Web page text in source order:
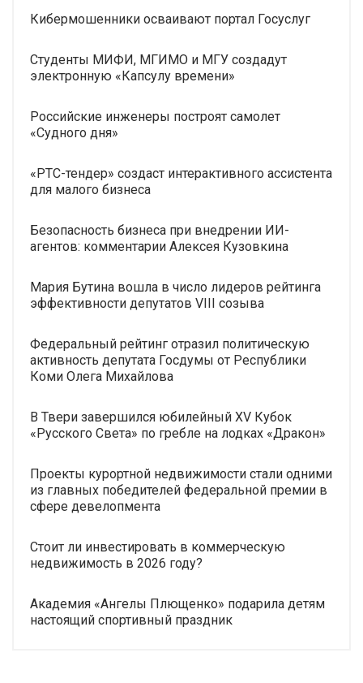
Кибермошенники осваивают портал Госуслуг
Студенты МИФИ, МГИМО и МГУ создадут
электронную «Капсулу времени»
Российские инженеры построят самолет
«Судного дня»
«РТС-тендер» создаст интерактивного ассистента
для малого бизнеса
Безопасность бизнеса при внедрении ИИ-
агентов: комментарии Алексея Кузовкина
Мария Бутина вошла в число лидеров рейтинга
эффективности депутатов VIII созыва
Федеральный рейтинг отразил политическую
активность депутата Госдумы от Республики
Коми Олега Михайлова
В Твери завершился юбилейный XV Кубок
«Русского Света» по гребле на лодках «Дракон»
Проекты курортной недвижимости стали одними
из главных победителей федеральной премии в
сфере девелопмента
Стоит ли инвестировать в коммерческую
недвижимость в 2026 году?
Академия «Ангелы Плющенко» подарила детям
настоящий спортивный праздник